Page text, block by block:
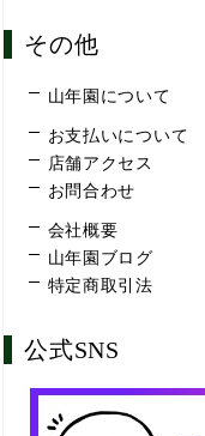
その他
山年園について
お支払いについて
店舗アクセス
お問合わせ
会社概要
山年園ブログ
特定商取引法
公式SNS